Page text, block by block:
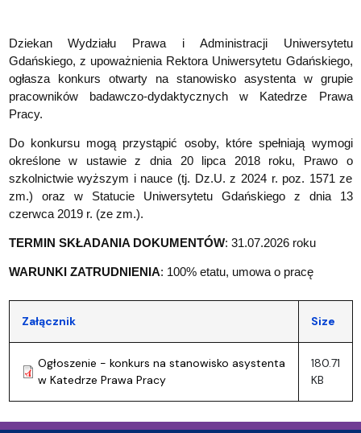
Dziekan Wydziału Prawa i Administracji Uniwersytetu
Gdańskiego, z upoważnienia Rektora Uniwersytetu Gdańskiego,
ogłasza konkurs otwarty na stanowisko asystenta w grupie
pracowników badawczo-dydaktycznych w Katedrze Prawa
Pracy.
Do konkursu mogą przystąpić osoby, które spełniają wymogi
określone w ustawie z dnia 20 lipca 2018 roku, Prawo o
szkolnictwie wyższym i nauce (tj. Dz.U. z 2024 r. poz. 1571 ze
zm.) oraz w Statucie Uniwersytetu Gdańskiego z dnia 13
czerwca 2019 r. (ze zm.).
TERMIN SKŁADANIA DOKUMENTÓW: 31.07.2026 roku
WARUNKI ZATRUDNIENIA: 100% etatu, umowa o pracę
Załącznik Size
Ogłoszenie - konkurs na stanowisko asystenta
w Katedrze Prawa Pracy
180.71
KB